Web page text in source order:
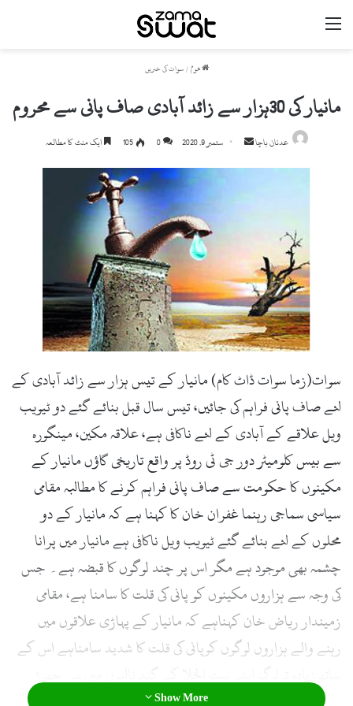
مینو
ھوم / سوات کی خبریں
مانیار کی 30ہزار سے زائد آبادی صاف پانی سے محروم
عدنان باچا
Send ستمبر 9, 2020 0
105 ایک منٹ کا مطالعہ
سوات(زما سوات ڈاٹ کام) مانیار کے تیس ہزار سے زائد آبادی کے
لئے صاف پانی فراہم کی جائیں، تیس سال قبل بنائے گئے دو ٹیویب
ویل علاقے کے آبادی کے لئے ناکافی ہے، علاقہ مکین، مینگورہ
سے بیس کلومیٹر دور جی ٹی روڈ پر واقع تاریخی گاؤں مانیار کے
مکینوں کا حکومت سے صاف پانی فراہم کرنے کا مطالبہ مقامی
سیاسی سماجی رہنما غفران خان کا کہنا ہے کہ مانیار کے دو
محلوں کے لئے بنائے گئے ٹیویب ویل ناکافی ہے مانیار میں پرانا
چشمہ بھی موجود ہے مگر اس پر چند لوگوں کا قبضہ ہے۔ جس
کی وجہ سے ہزاروں مکینوں کو پانی کی قلت کا سامنا ہے، مقامی
زمیندار ریاض خان کہناہے کہ مانیار کے پہاڑی علاقوں میں
رہنے والے ہزاروں لوگوں کوپانی کی قلت کا شدید سامناہے اس کے
Show More